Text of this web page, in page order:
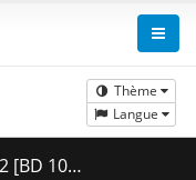
Thème
Langue
( 385.63 MB )